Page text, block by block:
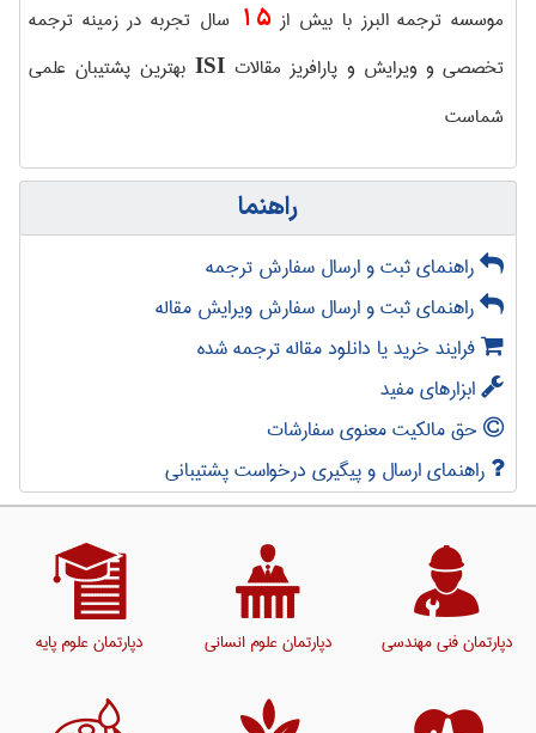
موسسه ترجمه البرز با بیش از15 سال تجربه در زمینه ترجمه
تخصصی و ویرایش و پارافریز مقالاتISI بهترین پشتیبان علمی
شماست
راهنما
راهنمای ثبت و ارسال سفارش ترجمه
راهنمای ثبت و ارسال سفارش ویرایش مقاله
فرایند خرید یا دانلود مقاله ترجمه شده
ابزارهای مفید
حق مالکیت معنوی سفارشات
راهنمای ارسال و پیگیری درخواست پشتیبانی
دپارتمان فنی مهندسی دپارتمان علوم انسانی دپارتمان علوم پایه